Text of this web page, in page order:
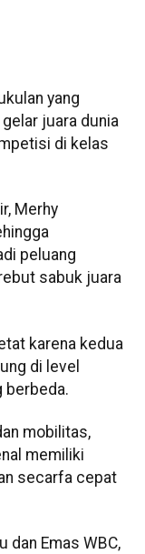
yang
juara dunia
di kelas
Merhy
peluang
sabuk juara
karena kedua
di level
berbeda.
mobilitas,
memiliki
secarfa cepat
dan Emas WBC,